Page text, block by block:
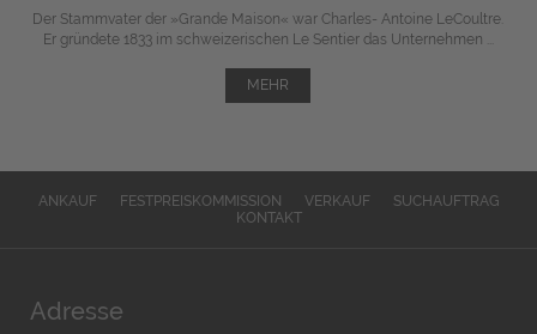
Der Stammvater der »Grande Maison« war Charles- Antoine LeCoultre.
Er gründete 1833 im schweizerischen Le Sentier das Unternehmen ...
MEHR
ANKAUF FESTPREISKOMMISSION VERKAUF
SUCHAUFTRAG
KONTAKT
Adresse